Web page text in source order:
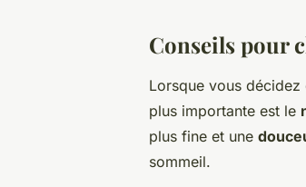
Conseils pour
Lorsque vous décidez
plus importante est le
plus fine et une
sommeil.